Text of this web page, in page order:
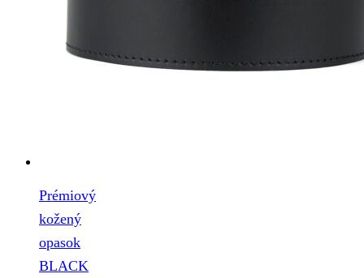
Prémiový
kožený
opasok
BLACK